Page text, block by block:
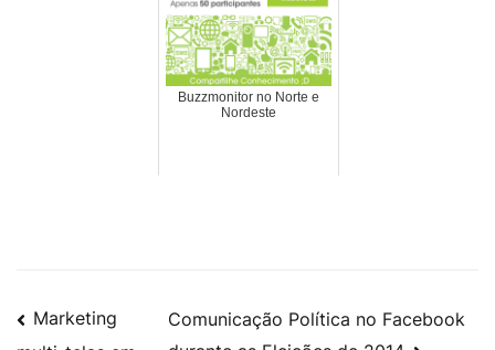
Buzzmonitor no Norte e
Nordeste
Marketing
Comunicação Política no Facebook